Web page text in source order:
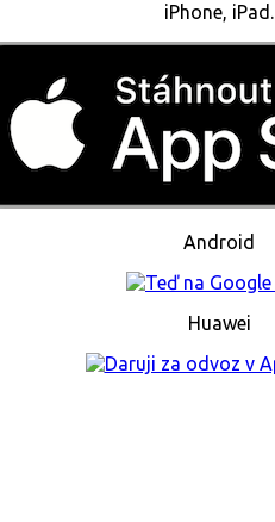
iPhone, iPad.
Android
Huawei